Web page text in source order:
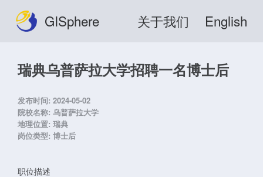
GISphere 关于我们 English
瑞典乌普萨拉大学招聘一名博士后
发布时间: 2024-05-02
院校名称: 乌普萨拉大学
地理位置: 瑞典
岗位类型: 博士后
职位描述